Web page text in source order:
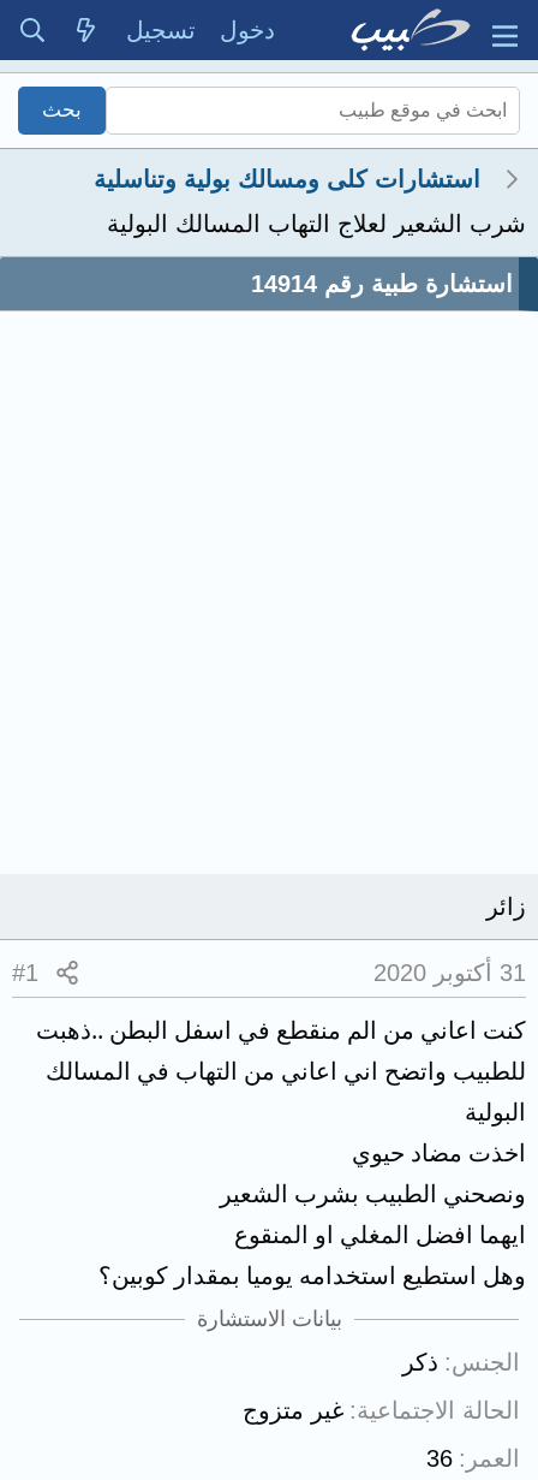
دخول تسجيل
استشارات كلى ومسالك بولية وتناسلية
شرب الشعير لعلاج التهاب المسالك البولية
استشارة طبية رقم 14914
زائر
31 أكتوبر 2020 #1
كنت اعاني من الم منقطع في اسفل البطن ..ذهبت
للطبيب واتضح اني اعاني من التهاب في المسالك
البولية
اخذت مضاد حيوي
ونصحني الطبيب بشرب الشعير
ايهما افضل المغلي او المنقوع
وهل استطيع استخدامه يوميا بمقدار كوبين؟
بيانات الاستشارة
الجنس ذكر
الحالة الاجتماعية غير متزوج
العمر
36